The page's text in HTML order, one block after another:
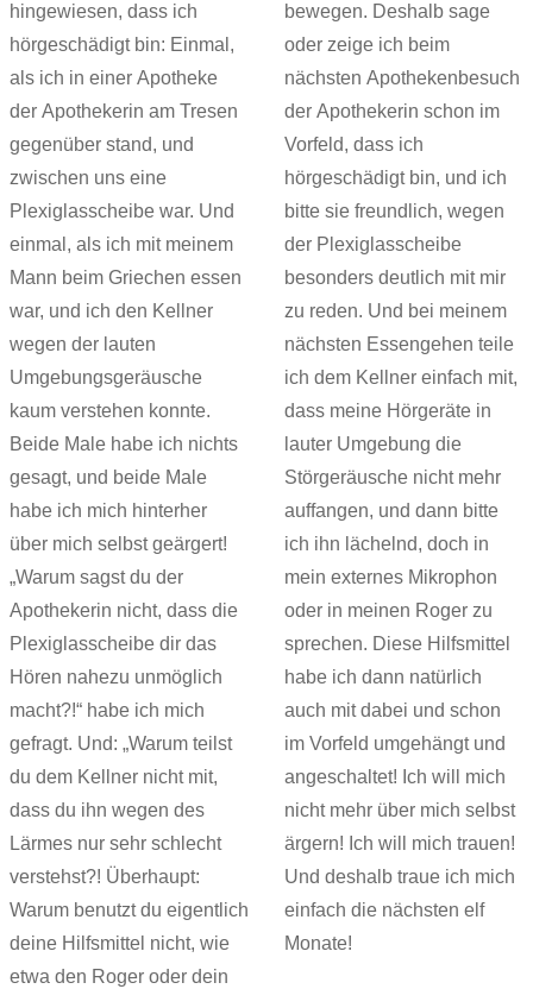
hingewiesen, dass ich
hörgeschädigt bin: Einmal,
als ich in einer Apotheke
der Apothekerin am Tresen
gegenüber stand, und
zwischen uns eine
Plexiglasscheibe war. Und
einmal, als ich mit meinem
Mann beim Griechen essen
war, und ich den Kellner
wegen der lauten
Umgebungsgeräusche
kaum verstehen konnte.
Beide Male habe ich nichts
gesagt, und beide Male
habe ich mich hinterher
über mich selbst geärgert!
„Warum sagst du der
Apothekerin nicht, dass die
Plexiglasscheibe dir das
Hören nahezu unmöglich
macht?!“ habe ich mich
gefragt. Und: „Warum teilst
du dem Kellner nicht mit,
dass du ihn wegen des
Lärmes nur sehr schlecht
verstehst?! Überhaupt:
Warum benutzt du eigentlich
deine Hilfsmittel nicht, wie
etwa den Roger oder dein
bewegen. Deshalb sage
oder zeige ich beim
nächsten Apothekenbesuch
der Apothekerin schon im
Vorfeld, dass ich
hörgeschädigt bin, und ich
bitte sie freundlich, wegen
der Plexiglasscheibe
besonders deutlich mit mir
zu reden. Und bei meinem
nächsten Essengehen teile
ich dem Kellner einfach mit,
dass meine Hörgeräte in
lauter Umgebung die
Störgeräusche nicht mehr
auffangen, und dann bitte
ich ihn lächelnd, doch in
mein externes Mikrophon
oder in meinen Roger zu
sprechen. Diese Hilfsmittel
habe ich dann natürlich
auch mit dabei und schon
im Vorfeld umgehängt und
angeschaltet! Ich will mich
nicht mehr über mich selbst
ärgern! Ich will mich trauen!
Und deshalb traue ich mich
einfach die nächsten elf
Monate!